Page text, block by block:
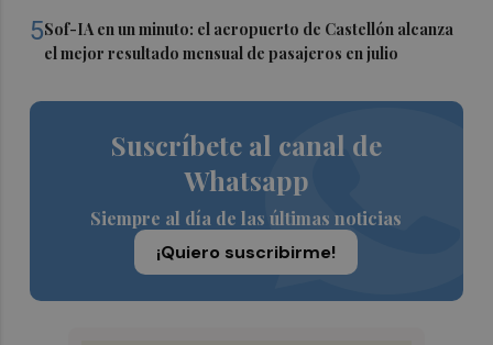
5Sof-IA en un minuto: el aeropuerto de Castellón alcanza
el mejor resultado mensual de pasajeros en julio
Suscríbete al canal de
Whatsapp
Siempre al día de las últimas noticias
¡Quiero suscribirme!